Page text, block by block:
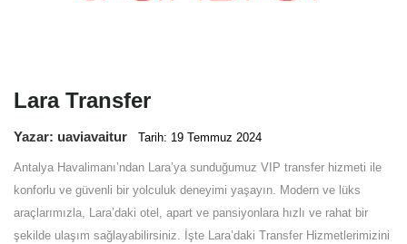
Lara Transfer
Yazar: uaviavaitur Tarih: 19 Temmuz 2024
Antalya Havalimanı’ndan Lara’ya sunduğumuz VIP transfer hizmeti ile
konforlu ve güvenli bir yolculuk deneyimi yaşayın. Modern ve lüks
araçlarımızla, Lara’daki otel, apart ve pansiyonlara hızlı ve rahat bir
şekilde ulaşım sağlayabilirsiniz. İşte Lara’daki Transfer Hizmetlerimizini